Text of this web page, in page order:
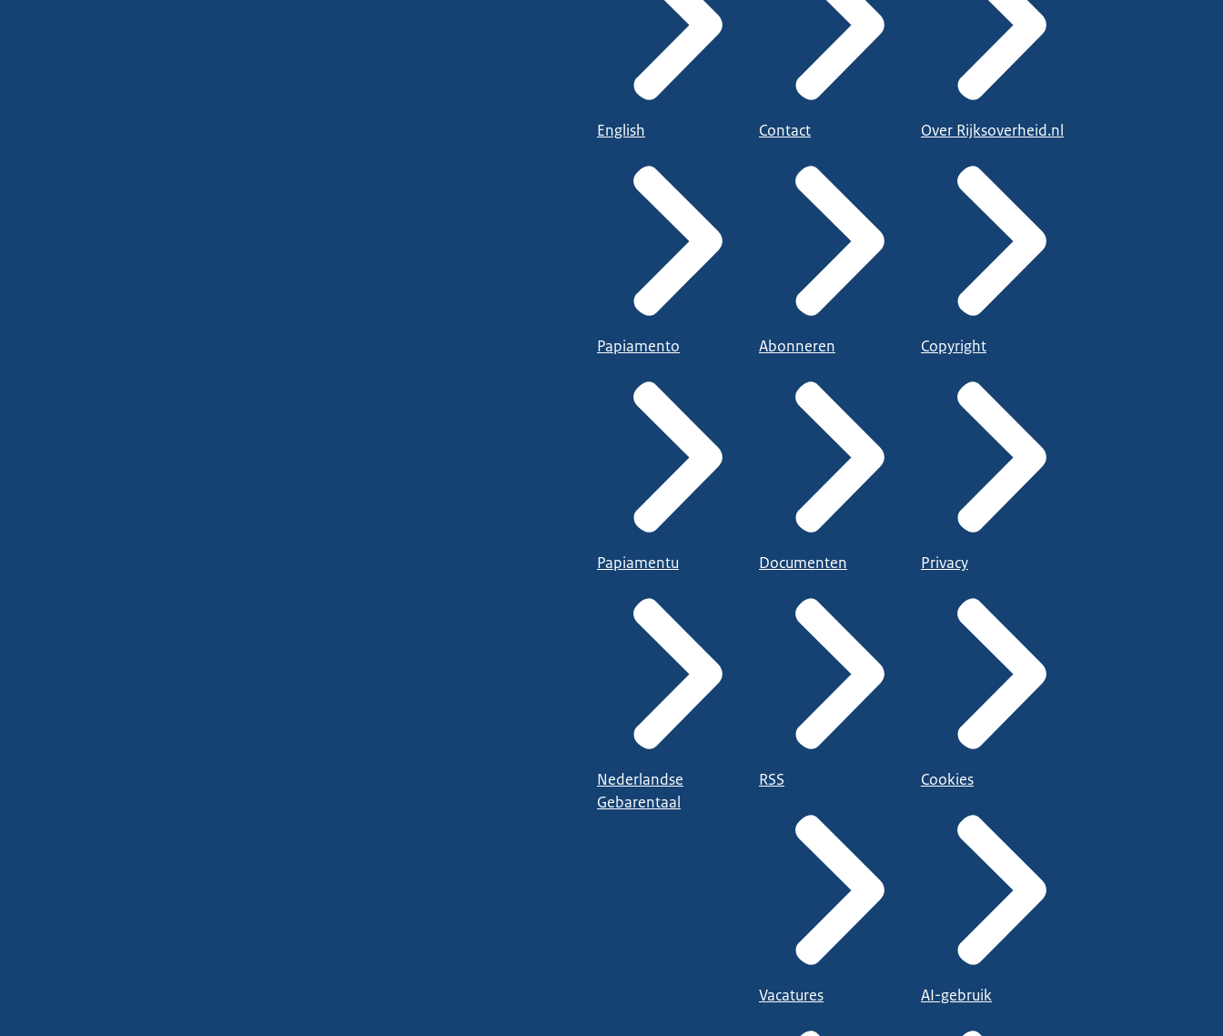
English
Papiamento
Papiamentu
Nederlandse
Gebarentaal
Contact
Abonneren
Documenten
RSS
Vacatures
Over Rijksoverheid.nl
Copyright
Privacy
Cookies
AI-gebruik